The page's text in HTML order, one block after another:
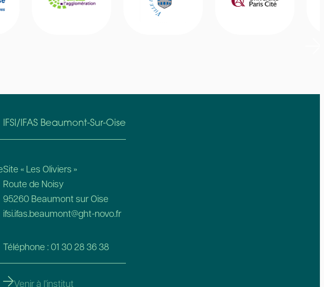
IFSI/IFAS Beaumont-Sur-Oise
Site « Les Oliviers »
Route de Noisy
95260 Beaumont sur Oise
ifsi.ifas.beaumont@ght-novo.fr
Téléphone : 01 30 28 36 38
Venir à l’institut